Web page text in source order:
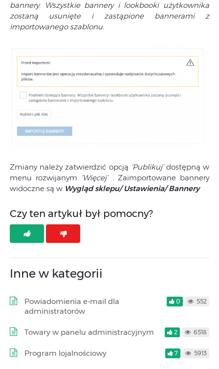
bannery. Wszystkie bannery i lookbooki użytkownika
zostaną usunięte i zastąpione bannerami z
importowanego szablonu.
Zmiany należy zatwierdzić opcją ’Publikuj’dostępną w
menu rozwijanym ’Więcej’
. Zaimportowane bannery
widoczne są w Wygląd sklepu/ Ustawienia/ Bannery
Czy ten artykuł był pomocny?
Inne w kategorii
Powiadomienia e-mail dla
administratorów
0 552
Towary w panelu administracyjnym 2 6518
Program lojalnościowy 7 5913